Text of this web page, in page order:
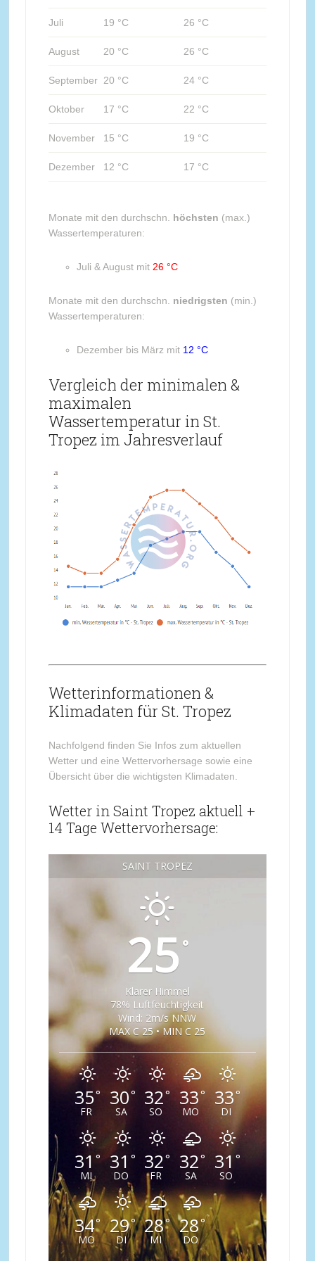
Juli 19 °C 26 °C
August 20 °C 26 °C
September 20 °C 24 °C
Oktober 17 °C 22 °C
November 15 °C 19 °C
Dezember 12 °C 17 °C
Monate mit den durchschn. höchsten (max.)
Wassertemperaturen:
Juli & August mit 26 °C
Monate mit den durchschn. niedrigsten (min.)
Wassertemperaturen:
Dezember bis März mit 12 °C
Vergleich der minimalen &
maximalen
Wassertemperatur in St.
Tropez im Jahresverlauf
Wetterinformationen &
Klimadaten für St. Tropez
Nachfolgend finden Sie Infos zum aktuellen
Wetter und eine Wettervorhersage sowie eine
Übersicht über die wichtigsten Klimadaten.
Wetter in Saint Tropez aktuell +
14 Tage Wettervorhersage:
SAINT TROPEZ
25 °
Klarer Himmel
78% Luftfeuchtigkeit
Wind: 2m/s NNW
MAX C 25 • MIN C 25
35°
FR
30°
SA
32°
SO
33°
MO
33°
DI
31 °
MI
31 °
DO
32°
FR
32°
SA
31°
SO
34°
MO
29°
DI
28°
MI
28°
DO